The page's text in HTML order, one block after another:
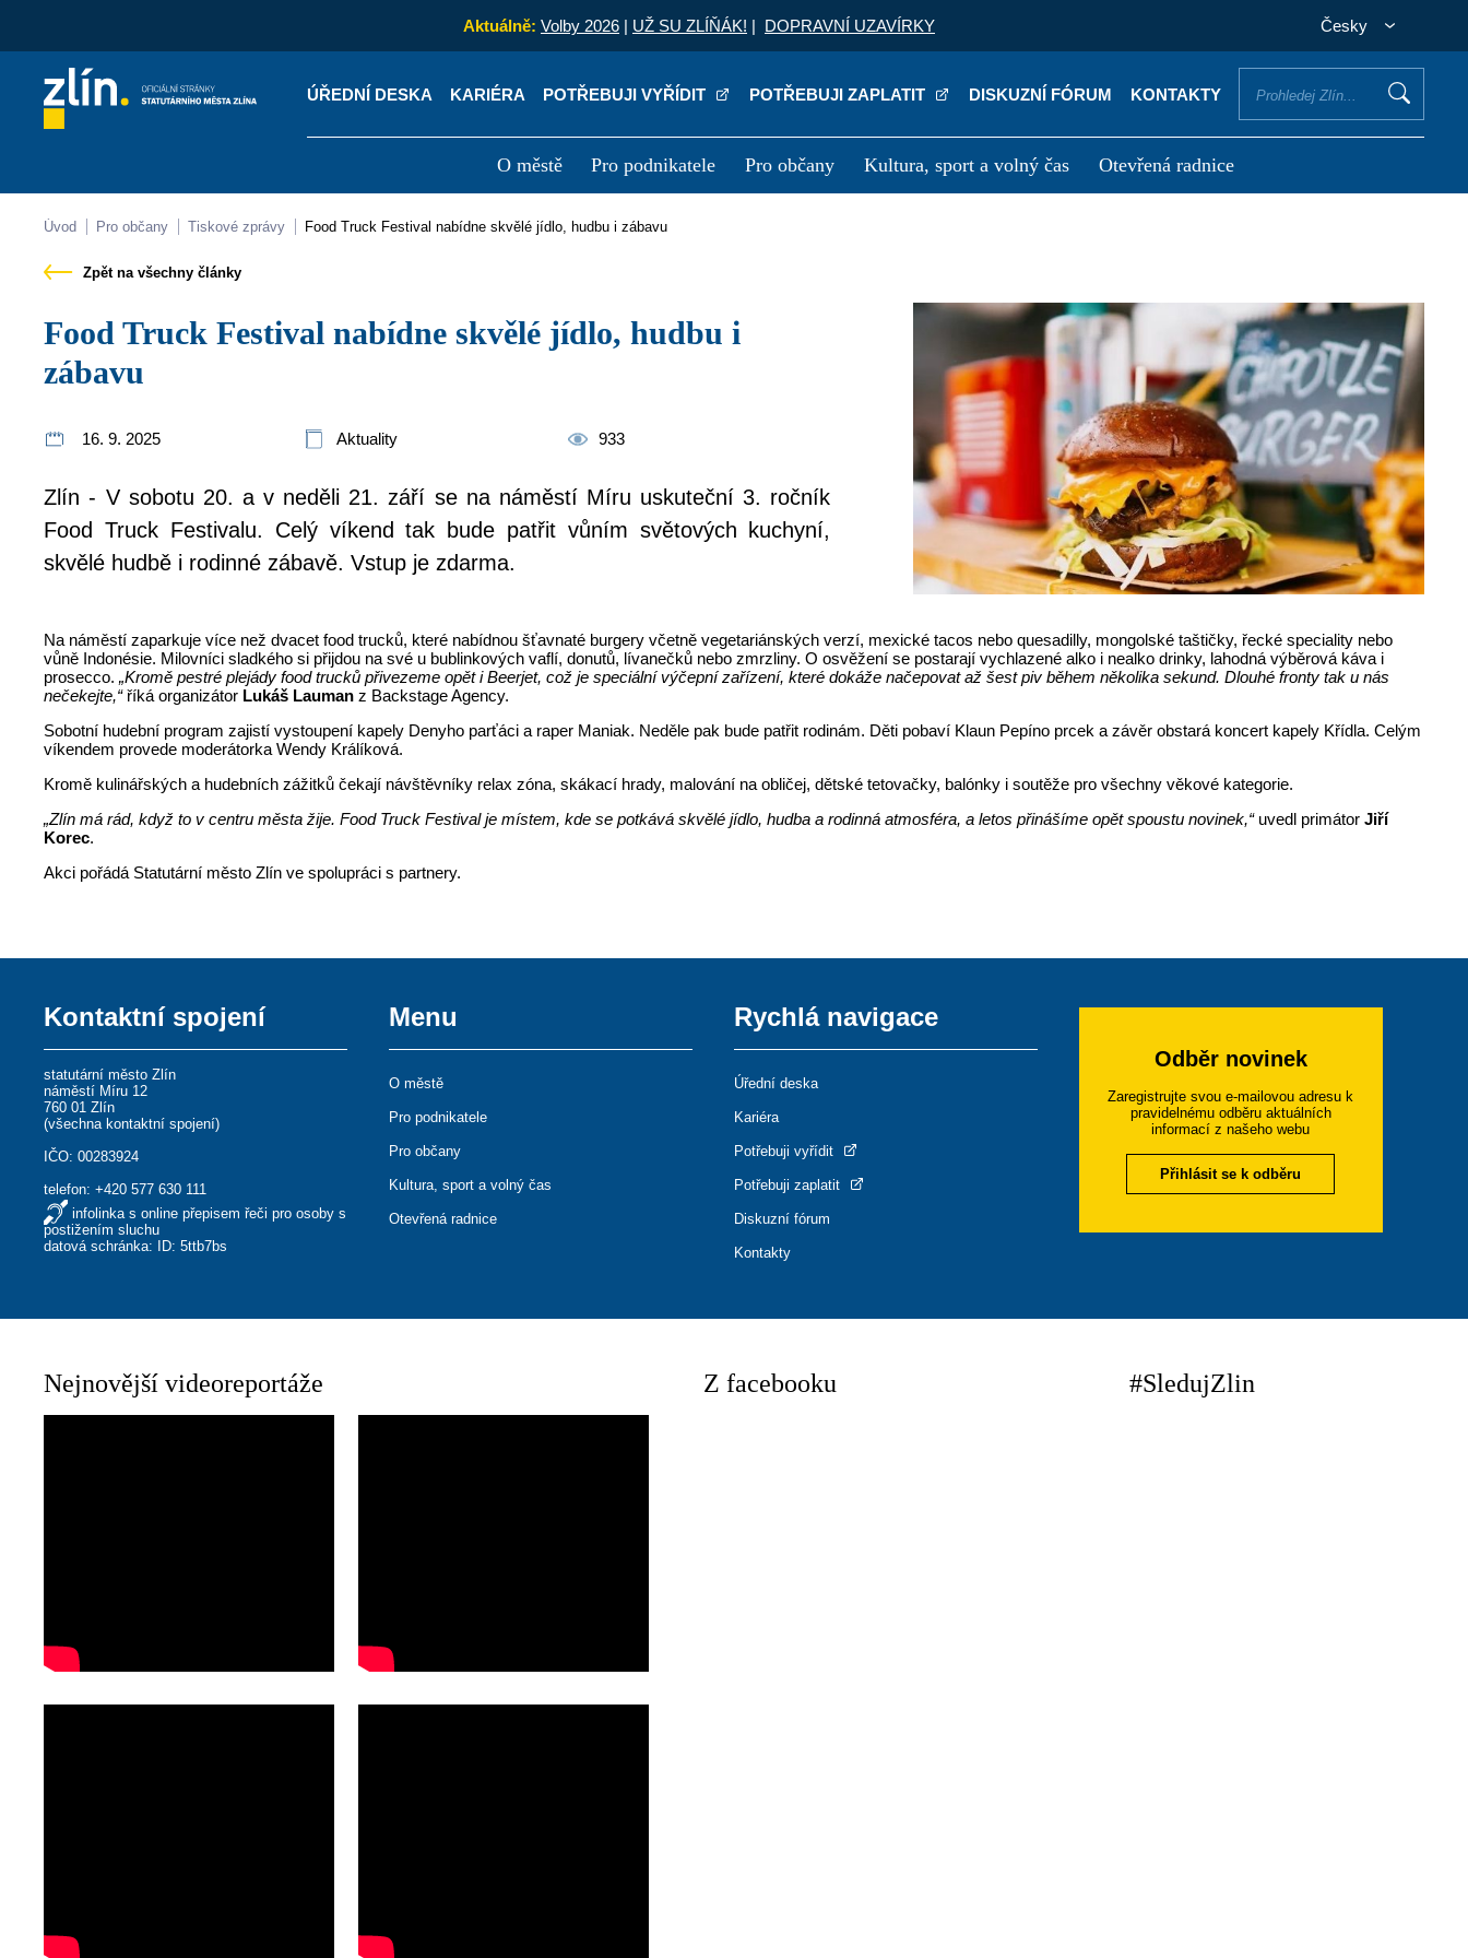
Aktuálně: Volby 2026 | UŽ SU ZLÍŇÁK! | DOPRAVNÍ UZAVÍRKY Česky
ÚŘEDNÍ DESKA KARIÉRA POTŘEBUJI VYŘÍDIT POTŘEBUJI ZAPLATIT DISKUZNÍ FÓRUM KONTAKTY
O městě Pro podnikatele Pro občany Kultura, sport a volný čas Otevřená radnice
Kontakty Úřední deska
Úvod Pro občany Tiskové zprávy Food Truck Festival nabídne skvělé jídlo, hudbu i zábavu
Zpět na všechny články
Food Truck Festival nabídne skvělé jídlo, hudbu i
zábavu
16. 9. 2025 Aktuality 933
Zlín - V sobotu 20. a v neděli 21. září se na náměstí Míru uskuteční 3. ročník
Food Truck Festivalu. Celý víkend tak bude patřit vůním světových kuchyní,
skvělé hudbě i rodinné zábavě. Vstup je zdarma.
Na náměstí zaparkuje více než dvacet food trucků, které nabídnou šťavnaté burgery včetně vegetariánských verzí, mexické tacos nebo quesadilly, mongolské taštičky, řecké speciality nebo
vůně Indonésie. Milovníci sladkého si přijdou na své u bublinkových vaflí, donutů, lívanečků nebo zmrzliny. O osvěžení se postarají vychlazené alko i nealko drinky, lahodná výběrová káva i
prosecco.„Kromě pestré plejády food trucků přivezeme opět i Beerjet, což je speciální výčepní zařízení, které dokáže načepovat až šest piv během několika sekund. Dlouhé fronty tak u nás
nečekejte,“říká organizátor Lukáš Lauman z Backstage Agency.
Sobotní hudební program zajistí vystoupení kapely Denyho parťáci a raper Maniak. Neděle pak bude patřit rodinám. Děti pobaví Klaun Pepíno prcek a závěr obstará koncert kapely Křídla. Celým
víkendem provede moderátorka Wendy Králíková.
Kromě kulinářských a hudebních zážitků čekají návštěvníky relax zóna, skákací hrady, malování na obličej, dětské tetovačky, balónky i soutěže pro všechny věkové kategorie.
„Zlín má rád, když to v centru města žije. Food Truck Festival je místem, kde se potkává skvělé jídlo, hudba a rodinná atmosféra, a letos přinášíme opět spoustu novinek,“ uvedl primátorJiří
Korec.
Akci pořádá Statutární město Zlín ve spolupráci s partnery.
Kontaktní spojení
statutární město Zlín
náměstí Míru 12
760 01 Zlín
(všechna kontaktní spojení)
IČO: 00283924
telefon:+420 577 630 111
infolinka s online přepisem řeči pro osoby s
postižením sluchu
datová schránka: ID: 5ttb7bs
Menu
O městě
Pro podnikatele
Pro občany
Kultura, sport a volný čas
Otevřená radnice
Rychlá navigace
Úřední deska
Kariéra
Potřebuji vyřídit
Potřebuji zaplatit
Diskuzní fórum
Kontakty
Odběr novinek
Zaregistrujte svou e-mailovou adresu k
pravidelnému odběru aktuálních
informací z našeho webu
Přihlásit se k odběru
Nejnovější videoreportáže Z facebooku #SledujZlin